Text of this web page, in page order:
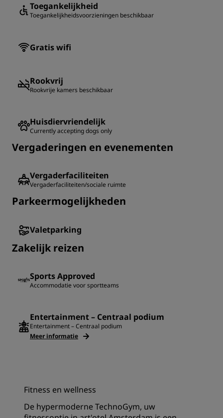
Toegankelijkheid
Toegankelijkheidsvoorzieningen beschikbaar
Gratis wifi
Rookvrij
Rookvrije kamers beschikbaar
Huisdiervriendelijk
Currently accepting dogs only
Vergaderingen en evenementen
Vergaderfaciliteiten
Vergaderfaciliteiten/sociale ruimte
Parkeermogelijkheden
Valetparking
‌Zakelijk reizen
Sports Approved
Accommodatie voor sportteams
Entertainment – Centraal podium
Entertainment – Centraal podium
Meer informatie
Fitness en wellness
De hypermoderne TechnoGym, uw